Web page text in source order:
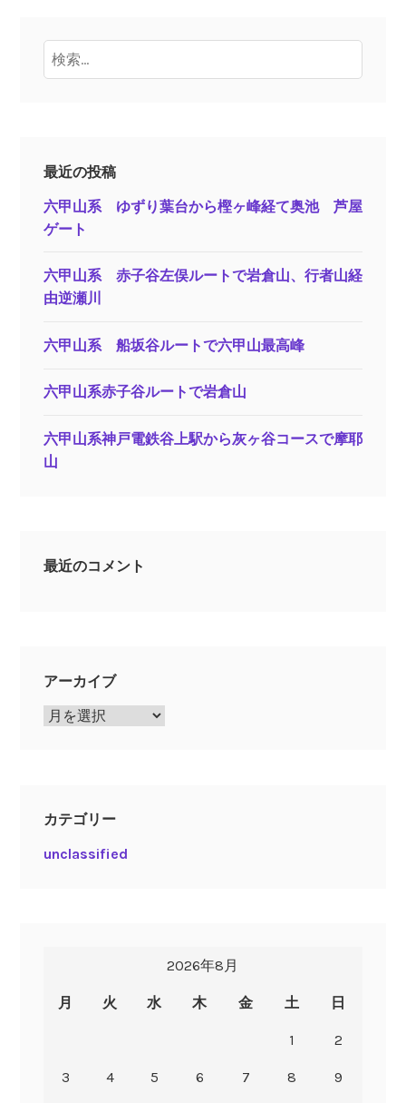
検
索:
最近の投稿
六甲山系 ゆずり葉台から樫ヶ峰経て奥池 芦屋
ゲート
六甲山系 赤子谷左俣ルートで岩倉山、行者山経
由逆瀬川
六甲山系 船坂谷ルートで六甲山最高峰
六甲山系赤子谷ルートで岩倉山
六甲山系神戸電鉄谷上駅から灰ヶ谷コースで摩耶
山
最近のコメント
アーカイブ
ア
カテゴリー
unclassified
2026年8月
月 火 水 木 金 土 日
1 2
3 4 5 6 7 8 9